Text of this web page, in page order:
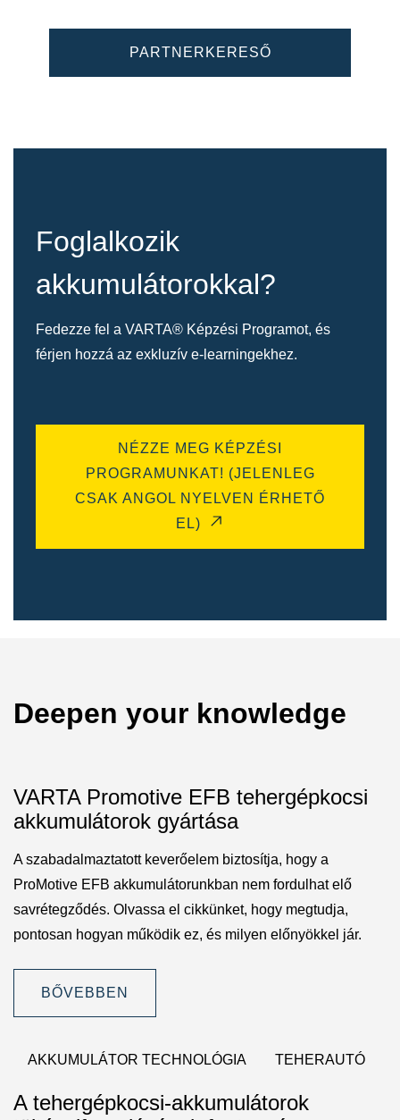
PARTNERKERESŐ
Foglalkozik
akkumulátorokkal?
Fedezze fel a VARTA® Képzési Programot, és
férjen hozzá az exkluzív e-learningekhez.
NÉZZE MEG KÉPZÉSI
PROGRAMUNKAT! (JELENLEG
CSAK ANGOL NYELVEN ÉRHETŐ
EL)
Deepen your knowledge
VARTA Promotive EFB tehergépkocsi
akkumulátorok gyártása
A szabadalmaztatott keverőelem biztosítja, hogy a
ProMotive EFB akkumulátorunkban nem fordulhat elő
savrétegződés. Olvassa el cikkünket, hogy megtudja,
pontosan hogyan működik ez, és milyen előnyökkel jár.
BŐVEBBEN
AKKUMULÁTOR TECHNOLÓGIA TEHERAUTÓ
A tehergépkocsi-akkumulátorok